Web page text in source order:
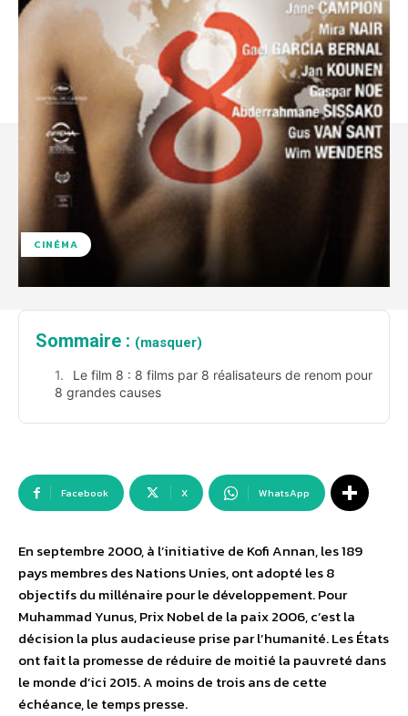
CINÉMA
Sommaire : (masquer)
Le film 8 : 8 films par 8 réalisateurs de renom pour
8 grandes causes
Facebook X WhatsApp
En septembre 2000, à l’initiative de Kofi Annan, les 189
pays membres des Nations Unies, ont adopté les 8
objectifs du millénaire pour le développement. Pour
Muhammad Yunus, Prix Nobel de la paix 2006, c’est la
décision la plus audacieuse prise par l’humanité. Les États
ont fait la promesse de réduire de moitié la pauvreté dans
le monde d’ici 2015. A moins de trois ans de cette
échéance, le temps presse.